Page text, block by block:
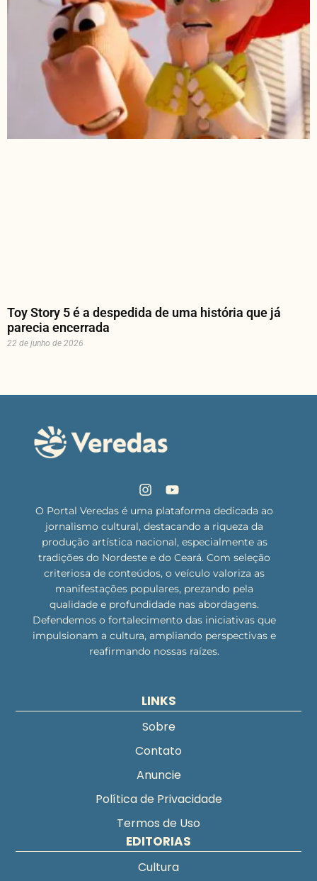
Toy Story 5 é a despedida de uma história que já
parecia encerrada
22 de junho de 2026
O Portal Veredas é uma plataforma dedicada ao
jornalismo cultural, destacando a riqueza da
produção artística nacional, especialmente as
tradições do Nordeste e do Ceará. Com seleção
criteriosa de conteúdos, o veículo valoriza as
manifestações populares, prezando pela
qualidade e profundidade nas abordagens.
Defendemos o fortalecimento das iniciativas que
impulsionam a cultura, ampliando perspectivas e
reafirmando nossas raízes.
LINKS
Sobre
Contato
Anuncie
Política de Privacidade
Termos de Uso
EDITORIAS
Cultura